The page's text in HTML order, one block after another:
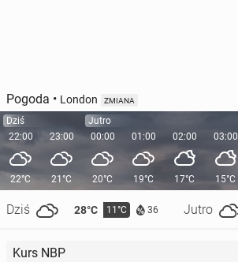
Pogoda • London ZMIANA
Dziś
22:00
22°C
Dziś 28°C 11°C 36 Jutro
23:00
21°C
Jutro
00:00
20°C
01:00
19°C
02:00
17°C
03:00
15°C
Kurs NBP